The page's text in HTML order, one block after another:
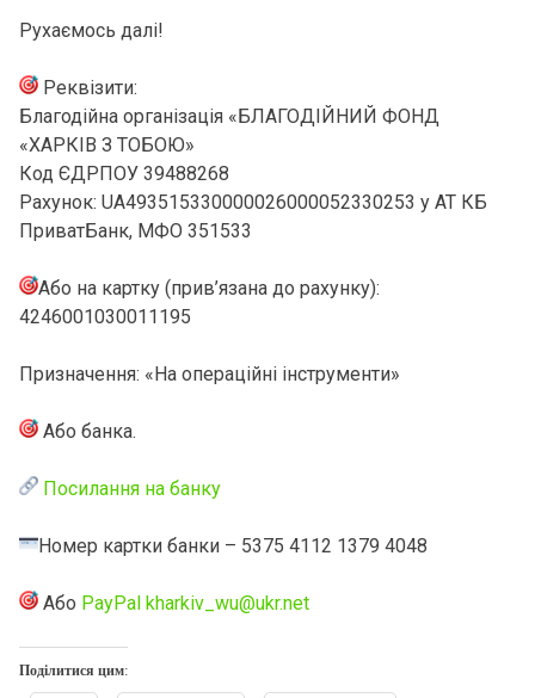
Рухаємось далі!
Реквізити:
Благодійна організація «БЛАГОДІЙНИЙ ФОНД
«ХАРКІВ З ТОБОЮ»
Код ЄДРПОУ 39488268
Рахунок: UA493515330000026000052330253 у АТ КБ
ПриватБанк, МФО 351533
Або на картку (прив’язана до рахунку):
4246001030011195
Призначення: «На операційні інструменти»
Або банка.
Посилання на банку
Номер картки банки – 5375 4112 1379 4048
Або PayPal kharkiv_wu@ukr.net
Поділитися цим: